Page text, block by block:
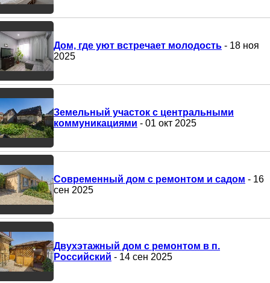
Дом, где уют встречает молодость - 18 ноя
2025
Земельный участок с центральными
коммуникациями - 01 окт 2025
Современный дом с ремонтом и садом - 16
сен 2025
Двухэтажный дом с ремонтом в п.
Российский - 14 сен 2025